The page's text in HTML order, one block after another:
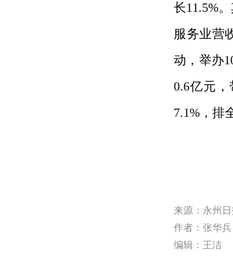
长11.5%
服务业营
动，举办
0.6亿元
7.1%，排
来源：永州日
作者：张华兵
编辑：王洁